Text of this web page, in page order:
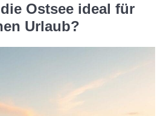
Ostsee ideal für
Urlaub?